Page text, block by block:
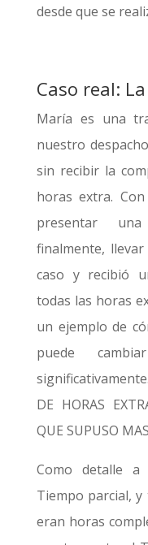
desde que se
Caso real:
María es una
nuestro
sin recibir la
horas extra.
presentar
finalmente,
caso y recibió
todas las horas
un ejemplo de
puede
significativamente.
DE HORAS
QUE SUPUSO
Como detalle
Tiempo parcial,
eran horas